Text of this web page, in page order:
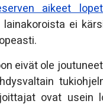
aikeet
lainakoroista ei
eivät ole
ovat usein